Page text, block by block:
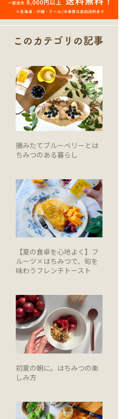
このカテゴリの記事
摘みたてブルーベリーとは
ちみつのある暮らし
【夏の食卓を心地よく】フ
ルーツ×はちみつで、旬を
味わうフレンチトースト
初夏の朝に。はちみつの楽
しみ方